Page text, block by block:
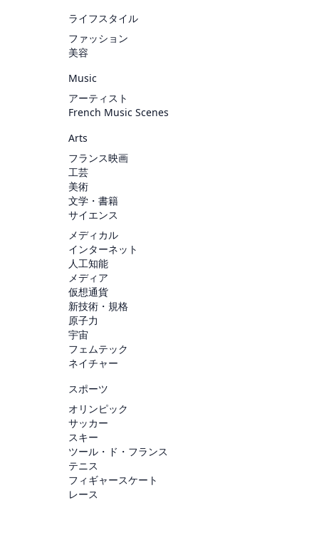
ライフスタイル
ファッション
美容
Music
アーティスト
French Music Scenes
Arts
フランス映画
工芸
美術
文学・書籍
サイエンス
メディカル
インターネット
人工知能
メディア
仮想通貨
新技術・規格
原子力
宇宙
フェムテック
ネイチャー
スポーツ
オリンピック
サッカー
スキー
ツール・ド・フランス
テニス
フィギャースケート
レース